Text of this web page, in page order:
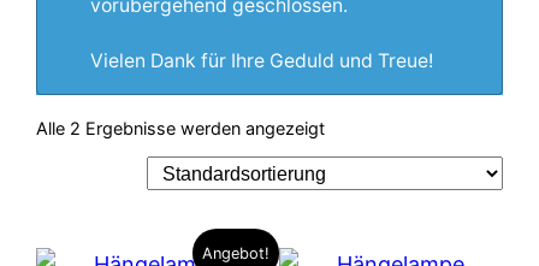
vorübergehend geschlossen.
Vielen Dank für Ihre Geduld und Treue!
Alle 2 Ergebnisse werden angezeigt
Angebot!